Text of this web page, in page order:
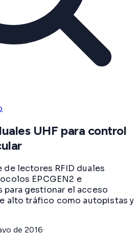
UHF para control
de lectores RFID duales
EPCGEN2 e
para gestionar el acceso
alto tráfico como autopistas y
de 2016·